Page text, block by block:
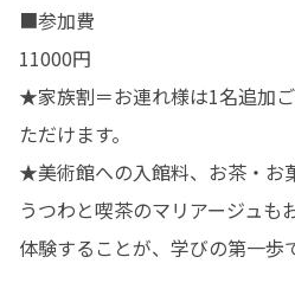
■参加費
11000円
★家族割＝お連れ様は1名追加
ただけます。
★美術館への入館料、お茶・お
うつわと喫茶のマリアージュも
体験することが、学びの第一歩